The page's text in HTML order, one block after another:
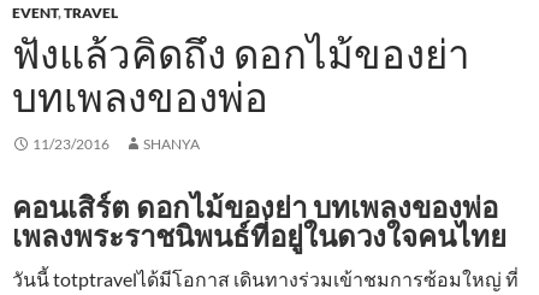
EVENT,TRAVEL
ฟังแล้วคิดถึง ดอกไม้ของย่า
บทเพลงของพ่อ
11/23/2016 SHANYA
คอนเสิร์ต ดอกไม้ของย่า บทเพลงของพ่อ
เพลงพระราชนิพนธ์ที่อยู่ในดวงใจคนไทย
วันนี้ totptravelได้มีโอกาส เดินทางร่วมเข้าชมการซ้อมใหญ่ ที่